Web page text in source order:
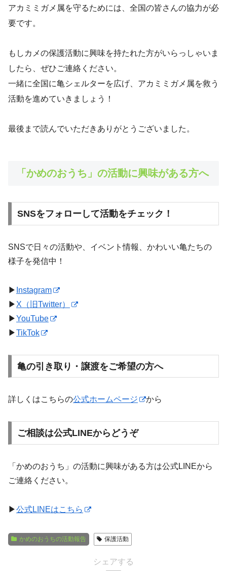
アカミミガメ属を守るためには、全国の皆さんの協力が必
要です。
もしカメの保護活動に興味を持たれた方がいらっしゃいま
したら、ぜひご連絡ください。
一緒に全国に亀シェルターを広げ、アカミミガメ属を救う
活動を進めていきましょう！
最後まで読んでいただきありがとうございました。
「かめのおうち」の活動に興味がある方へ
SNSをフォローして活動をチェック！
SNSで日々の活動や、イベント情報、かわいい亀たちの
様子を発信中！
▶︎ Instagram
▶︎ X（旧Twitter）
▶︎YouTube
▶︎TikTok
亀の引き取り・譲渡をご希望の方へ
詳しくはこちらの公式ホームページ から
ご相談は公式LINEからどうぞ
「かめのおうち」の活動に興味がある方は公式LINEから
ご連絡ください。
▶︎公式LINEはこちら
かめのおうちの活動報告 保護活動
シェアする